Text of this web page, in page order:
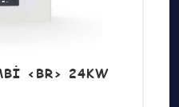
<BR> 24KW